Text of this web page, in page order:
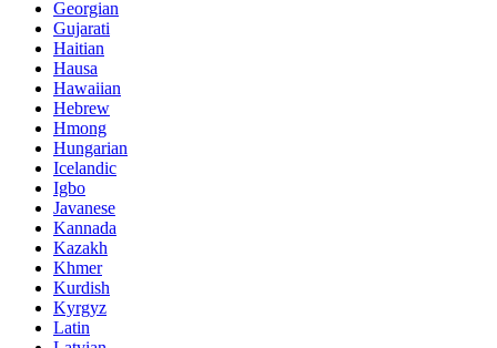
Georgian
Gujarati
Haitian
Hausa
Hawaiian
Hebrew
Hmong
Hungarian
Icelandic
Igbo
Javanese
Kannada
Kazakh
Khmer
Kurdish
Kyrgyz
Latin